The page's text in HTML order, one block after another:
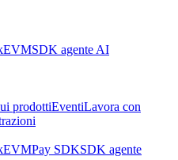
SDK agente AI
prodottiEventiLavora con
Pay SDKSDK agente